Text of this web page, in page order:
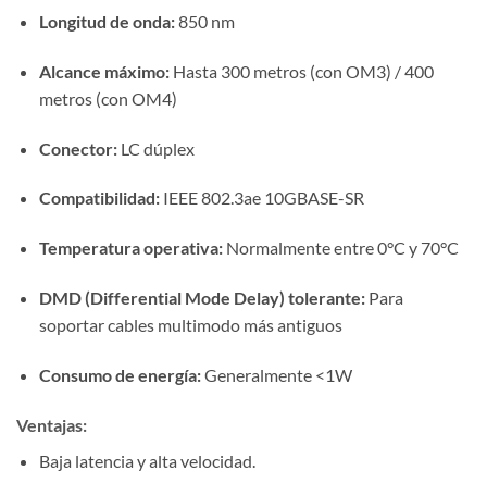
Longitud de onda:850 nm
Alcance máximo:Hasta 300 metros (con OM3) / 400
metros (con OM4)
Conector:LC dúplex
Compatibilidad:IEEE 802.3ae 10GBASE-SR
Temperatura operativa:Normalmente entre 0°C y 70°C
DMD (Differential Mode Delay) tolerante:Para
soportar cables multimodo más antiguos
Consumo de energía:Generalmente <1W
Ventajas:
Baja latencia y alta velocidad.